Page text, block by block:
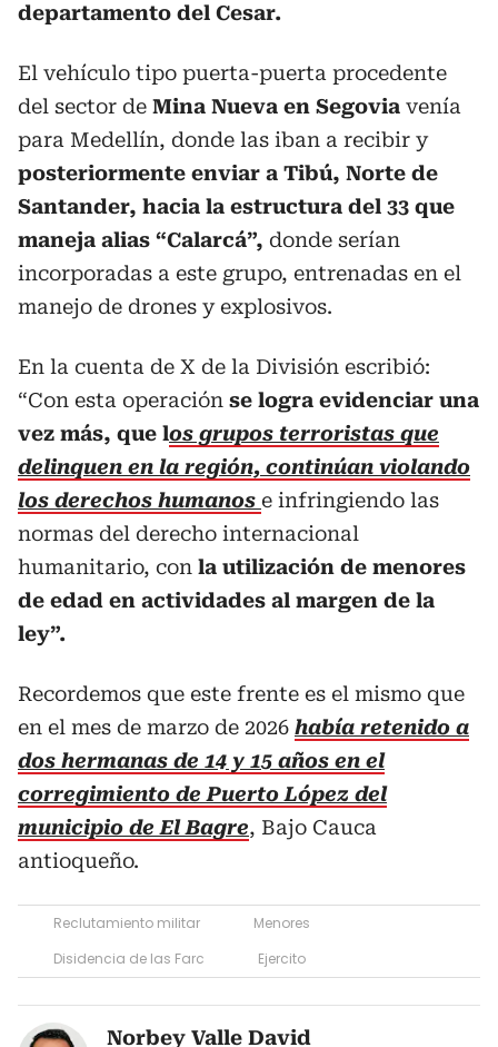
departamento del Cesar.
El vehículo tipo puerta-puerta procedente
del sector de Mina Nueva en Segovia venía
para Medellín, donde las iban a recibir y
posteriormente enviar a Tibú, Norte de
Santander, hacia la estructura del 33 que
maneja alias “Calarcá”, donde serían
incorporadas a este grupo, entrenadas en el
manejo de drones y explosivos.
En la cuenta de X de la División escribió:
“Con esta operación se logra evidenciar una
vez más, que los grupos terroristas que
delinquen en la región, continúan violando
los derechos humanos e infringiendo las
normas del derecho internacional
humanitario, con la utilización de menores
de edad en actividades al margen de la
ley”.
Recordemos que este frente es el mismo que
en el mes de marzo de 2026 había retenido a
dos hermanas de 14 y 15 años en el
corregimiento de Puerto López del
municipio de El Bagre, Bajo Cauca
antioqueño.
Reclutamiento militar
Menores
Disidencia de las Farc
Ejercito
Norbey Valle David